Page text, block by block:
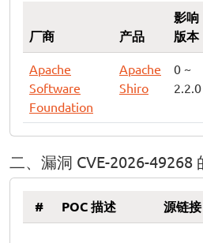
厂商 产品
影响
版本
Apache
Software
Foundation
Apache
Shiro
0 ~
2.2.0
二、漏洞 CVE-2026-49268
# POC 描述 源链接